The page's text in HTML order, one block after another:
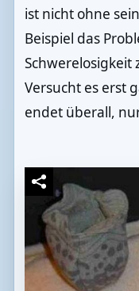
ist nicht ohne
Beispiel das
Schwerelosigkeit
Versucht es erst
endet überall,